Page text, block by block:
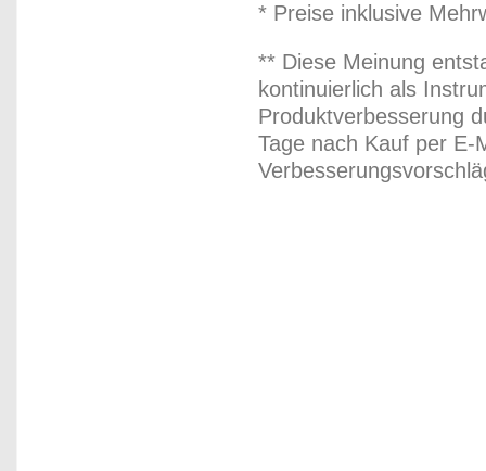
* Preise inklusive
** Diese Meinung
kontinuierlich als
Produktverbesserung
Tage nach Kauf per E-